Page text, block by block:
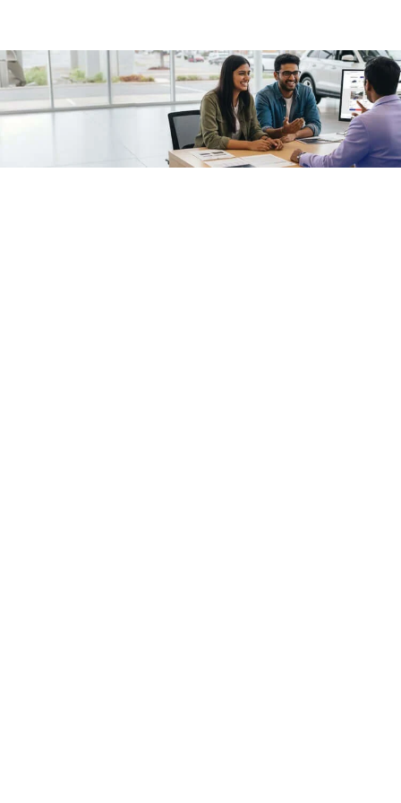
/fragments/plp-details